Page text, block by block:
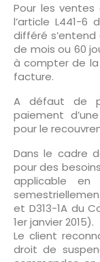
Pour les
l’article L441-
différé
de mois ou 60
à compter de
facture.
A défaut de
paiement
pour le
Dans le cadre
pour des
applicable
et D313-1A du
1er janvier 2015).
Le client
droit de